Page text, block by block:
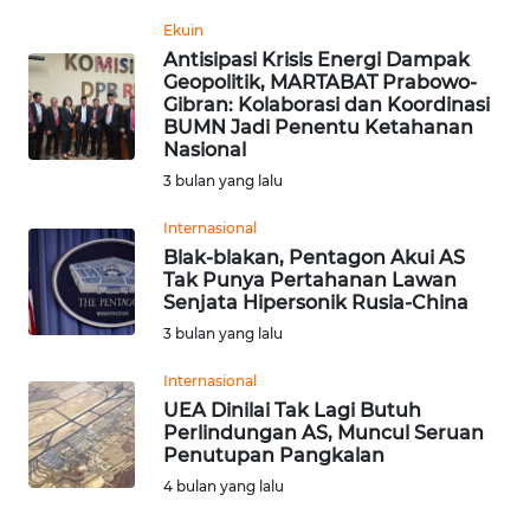
Ekuin
Antisipasi Krisis Energi Dampak
Geopolitik, MARTABAT Prabowo-
Gibran: Kolaborasi dan Koordinasi
BUMN Jadi Penentu Ketahanan
Nasional
3 bulan yang lalu
Internasional
Blak-blakan, Pentagon Akui AS
Tak Punya Pertahanan Lawan
Senjata Hipersonik Rusia-China
3 bulan yang lalu
Internasional
UEA Dinilai Tak Lagi Butuh
Perlindungan AS, Muncul Seruan
Penutupan Pangkalan
4 bulan yang lalu
INFO
IKLAN
PEDOMAN
MEDIA
SIBER
REDAKSI
KARIR